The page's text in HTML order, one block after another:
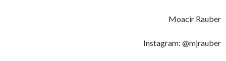
Moacir Rauber
Instagram: @mjrauber